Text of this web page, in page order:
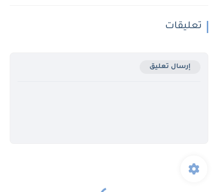
تعليقات
إرسال تعليق